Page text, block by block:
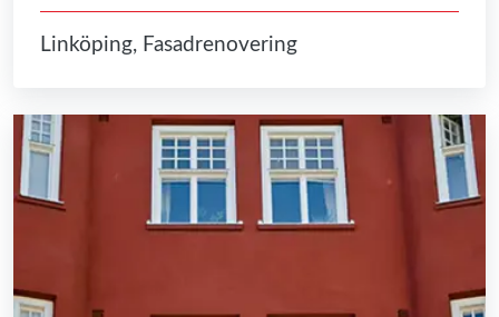
Linköping, Fasadrenovering